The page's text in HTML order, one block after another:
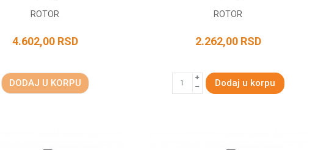
ROTOR
4.602,00 RSD
DODAJ U KORPU
ROTOR
2.262,00 RSD
Dodaj u korpu